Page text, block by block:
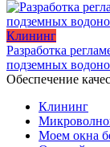
Клининг
Разработка
подземных
Обеспечение
Клининг
Моем окна